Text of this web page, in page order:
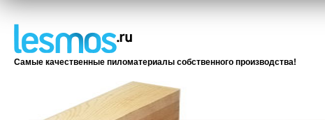
Самые качественные пиломатериалы собственного производства!